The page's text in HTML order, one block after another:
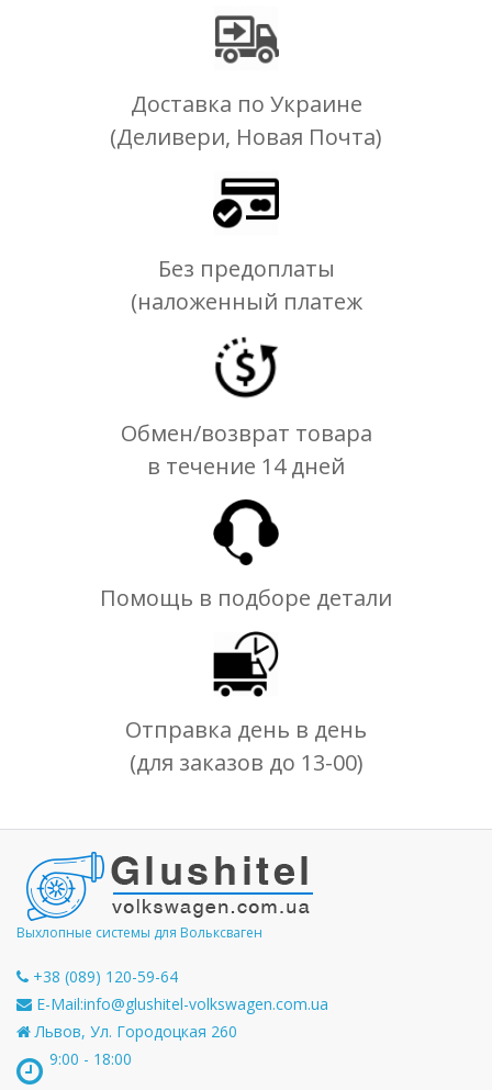
Доставка по Украине
(Деливери, Новая Почта)
Без предоплаты
(наложенный платеж
Обмен/возврат товара
в течение 14 дней
Помощь в подборе детали
Отправка день в день
(для заказов до 13-00)
Выхлопные системы для Вольксваген
+38 (089) 120-59-64
E-Mail:info@glushitel-volkswagen.com.ua
Львов, Ул. Городоцкая 260
9:00 - 18:00